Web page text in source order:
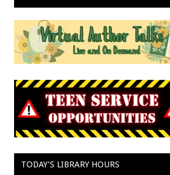
TODAY’S LIBRARY HOURS